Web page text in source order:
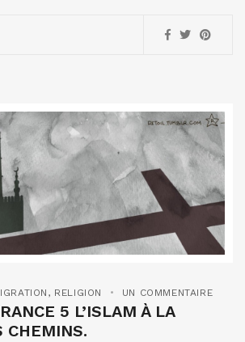
, RELIGION UN COMMENTAIRE
5 L’ISLAM À LA
CHEMINS.